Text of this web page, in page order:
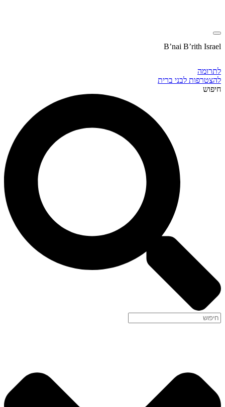
B’nai B’rith Israel
לתרומה
להצטרפות לבני ברית
חיפוש